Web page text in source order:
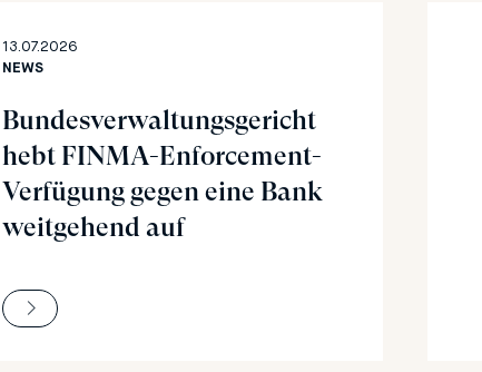
13.07.2026
NEWS
Bundesverwaltungsgericht
hebt FINMA-Enforcement-
Verfügung gegen eine Bank
weitgehend auf